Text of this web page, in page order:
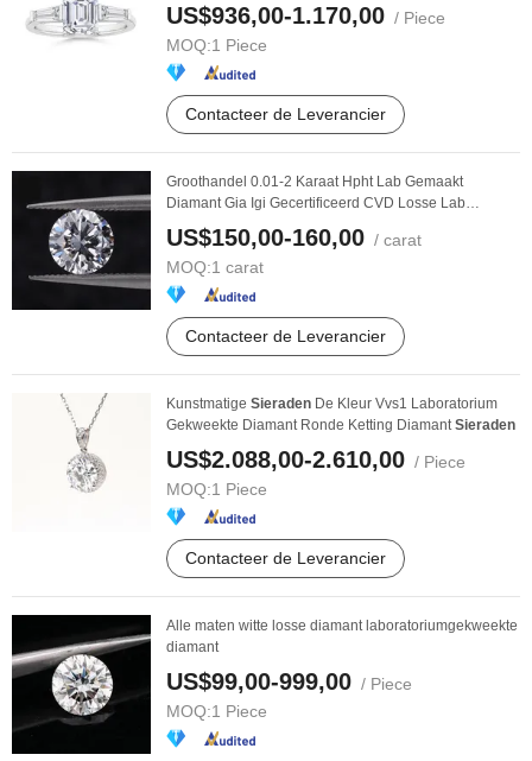
US$936,00-1.170,00 / Piece
MOQ:1 Piece
Contacteer de Leverancier
Groothandel 0.01-2 Karaat Hpht Lab Gemaakt
Diamant Gia Igi Gecertificeerd CVD Losse Lab
Gekweekte ...
US$150,00-160,00 / carat
MOQ:1 carat
Contacteer de Leverancier
Kunstmatige Sieraden De Kleur Vvs1 Laboratorium
Gekweekte Diamant Ronde Ketting DiamantSieraden
US$2.088,00-2.610,00 / Piece
MOQ:1 Piece
Contacteer de Leverancier
Alle maten witte losse diamant laboratoriumgekweekte
diamant
US$99,00-999,00 / Piece
MOQ:1 Piece